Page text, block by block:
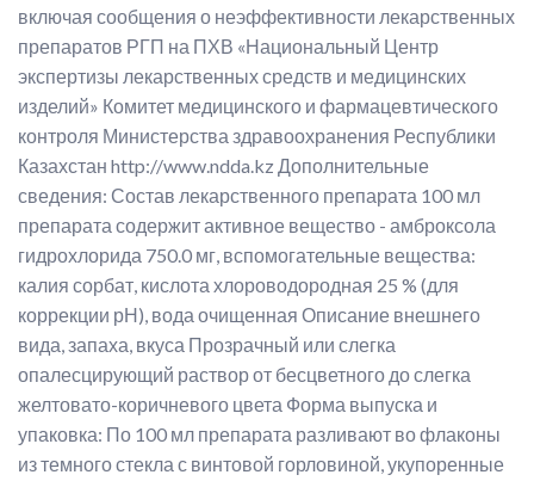
включая сообщения о неэффективности лекарственных
препаратов РГП на ПХВ «Национальный Центр
экспертизы лекарственных средств и медицинских
изделий» Комитет медицинского и фармацевтического
контроля Министерства здравоохранения Республики
Казахстан http://www.ndda.kz Дополнительные
сведения: Состав лекарственного препарата 100 мл
препарата содержит активное вещество - амброксола
гидрохлорида 750.0 мг, вспомогательные вещества:
калия сорбат, кислота хлороводородная 25 % (для
коррекции рН), вода очищенная Описание внешнего
вида, запаха, вкуса Прозрачный или слегка
опалесцирующий раствор от бесцветного до слегка
желтовато-коричневого цвета Форма выпуска и
упаковка: По 100 мл препарата разливают во флаконы
из темного стекла с винтовой горловиной, укупоренные